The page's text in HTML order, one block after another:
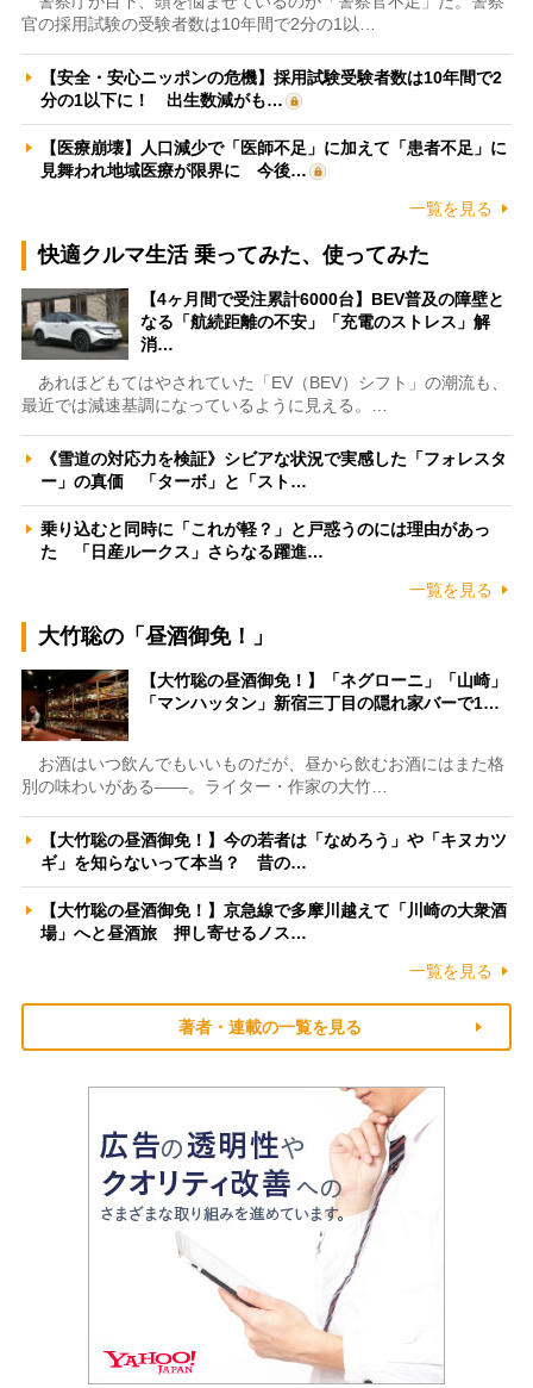
官の採用試験の受験者数は10年間で2分の1以…
【安全・安心ニッポンの危機】採用試験受験者数は10年間で2
分の1以下に！ 出生数減がも…
【医療崩壊】人口減少で「医師不足」に加えて「患者不足」に
見舞われ地域医療が限界に 今後…
一覧を見る
快適クルマ生活 乗ってみた、使ってみた
【4ヶ月間で受注累計6000台】BEV普及の障壁と
なる「航続距離の不安」「充電のストレス」解
消…
あれほどもてはやされていた「EV（BEV）シフト」の潮流も、
最近では減速基調になっているように見える。…
《雪道の対応力を検証》シビアな状況で実感した「フォレスタ
ー」の真価 「ターボ」と「スト…
乗り込むと同時に「これが軽？」と戸惑うのには理由があっ
た 「日産ルークス」さらなる躍進…
一覧を見る
大竹聡の「昼酒御免！」
【大竹聡の昼酒御免！】「ネグローニ」「山崎」
「マンハッタン」新宿三丁目の隠れ家バーで1…
お酒はいつ飲んでもいいものだが、昼から飲むお酒にはまた格
別の味わいがある――。ライター・作家の大竹…
【大竹聡の昼酒御免！】今の若者は「なめろう」や「キヌカツ
ギ」を知らないって本当？ 昔の…
【大竹聡の昼酒御免！】京急線で多摩川越えて「川崎の大衆酒
場」へと昼酒旅 押し寄せるノス…
一覧を見る
著者・連載の一覧を見る